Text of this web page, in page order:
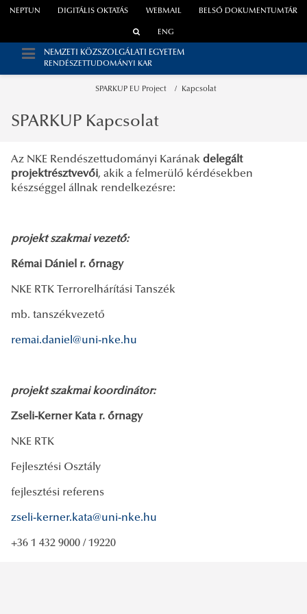
WEBMAIL
NEPTUN DIGITÁLIS OKTATÁS BELSŐ DOKUMENTUMTÁR
ENG
NEMZETI KÖZSZOLGÁLATI EGYETEM
RENDÉSZETTUDOMÁNYI KAR
SPARKUP EU Project Kapcsolat
SPARKUP Kapcsolat
Az NKE Rendészettudományi Karának delegált
projektrésztvevői, akik a felmerülő kérdésekben
készséggel állnak rendelkezésre:
projekt szakmai vezető:
Rémai Dániel r. őrnagy
NKE RTK Terrorelhárítási Tanszék
mb. tanszékvezető
remai.daniel@uni-nke.hu
projekt szakmai koordinátor:
Zseli-Kerner Kata r. őrnagy
NKE RTK
Fejlesztési Osztály
fejlesztési referens
zseli-kerner.kata@uni-nke.hu
+36 1 432 9000 / 19220